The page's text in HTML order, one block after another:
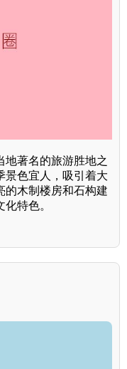
地著名的旅游胜地之
景色宜人，吸引着大
的木制楼房和石构建
特色。